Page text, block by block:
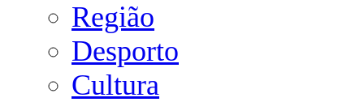
Região
Desporto
Cultura